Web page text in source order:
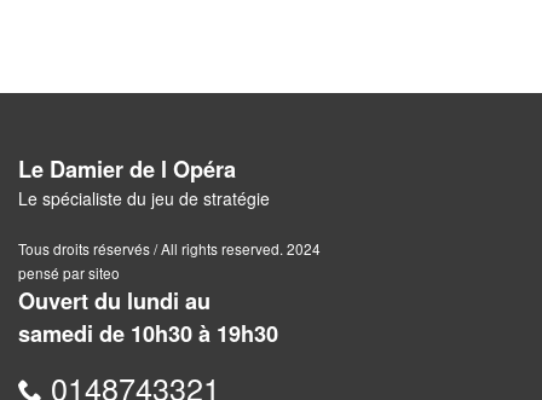
Logiciels
Livres
en
anglais
Livres
en
Le Damier de l Opéra
Le spécialiste du jeu de stratégie
Tous droits réservés / All rights reserved. 2024
pensé par siteo
Ouvert du lundi au
samedi de 10h30 à 19h30
0148743321